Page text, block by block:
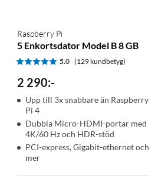
Raspberry Pi
5 Enkortsdator Model B 8 GB
5.0 (129 kundbetyg)
2 290:-
Upp till 3x snabbare än Raspberry
Pi 4
Dubbla Micro-HDMI-portar med
4K/60 Hz och HDR-stöd
PCI-express, Gigabit-ethernet och
mer